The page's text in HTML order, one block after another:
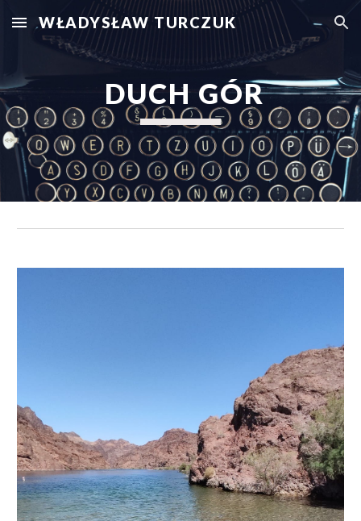
Skip to main content Skip to navigation
WŁADYSŁAW TURCZUK
DUCH GÓR